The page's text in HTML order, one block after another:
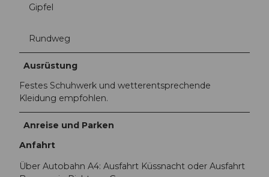
Gipfel
Rundweg
Ausrüstung
Festes Schuhwerk und wetterentsprechende
Kleidung empfohlen.
Anreise und Parken
Anfahrt
Über Autobahn A4: Ausfahrt Küssnacht oder Ausfahrt